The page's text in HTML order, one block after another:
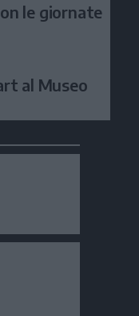
le giornate
al Museo